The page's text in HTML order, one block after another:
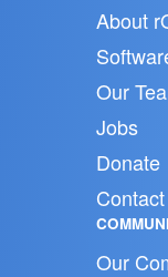
About
Our
Jobs
Donate
Our